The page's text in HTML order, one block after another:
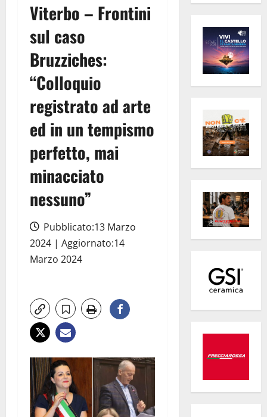
Viterbo – Frontini
sul caso
Bruzziches:
“Colloquio
registrato ad arte
ed in un tempismo
perfetto, mai
minacciato
nessuno”
Pubblicato:13 Marzo
2024 | Aggiornato:14
Marzo 2024